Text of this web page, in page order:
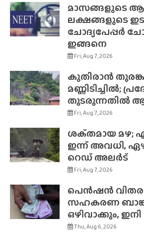
മാസങ്ങളുടെ
ലക്ഷങ്ങളുടെ
ചോദ്യപേപ്പർ
ഇങ്ങനെ
Fri, Aug 7, 2026
കുതിരാൻ
മണ്ണിടിച്ചിൽ;
തുടരുന്നതിൽ
Fri, Aug 7, 2026
ശക്‌തമായ മഴ;
ഇന്ന് അവധി, ഏഴ്
റെഡ് അലർട്
Fri, Aug 7, 2026
പെൻഷൻ
സഹകരണ
ഒഴിവാക്കും,
Thu, Aug 6, 2026